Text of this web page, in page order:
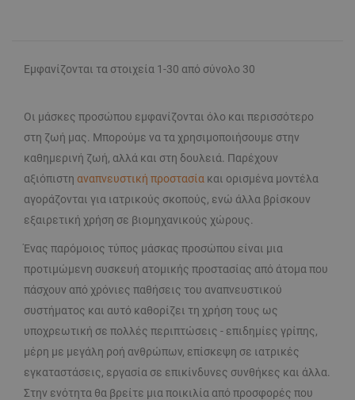
Εμφανίζονται τα στοιχεία 1-30 από σύνολο 30
Οι μάσκες προσώπου εμφανίζονται όλο και περισσότερο
στη ζωή μας. Μπορούμε να τα χρησιμοποιήσουμε στην
καθημερινή ζωή, αλλά και στη δουλειά. Παρέχουν
αξιόπιστη αναπνευστική προστασία και ορισμένα μοντέλα
αγοράζονται για ιατρικούς σκοπούς, ενώ άλλα βρίσκουν
εξαιρετική χρήση σε βιομηχανικούς χώρους.
Ένας παρόμοιος τύπος μάσκας προσώπου είναι μια
προτιμώμενη συσκευή ατομικής προστασίας από άτομα που
πάσχουν από χρόνιες παθήσεις του αναπνευστικού
συστήματος και αυτό καθορίζει τη χρήση τους ως
υποχρεωτική σε πολλές περιπτώσεις - επιδημίες γρίπης,
μέρη με μεγάλη ροή ανθρώπων, επίσκεψη σε ιατρικές
εγκαταστάσεις, εργασία σε επικίνδυνες συνθήκες και άλλα.
Στην ενότητα θα βρείτε μια ποικιλία από προσφορές που